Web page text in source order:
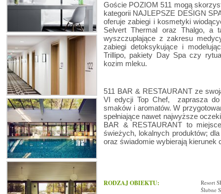
Goście POZIOM 511 mogą
kategorii NAJLEPSZE DESIGN
oferuje zabiegi i kosmetyki
Selvert Thermal oraz Thalgo, a
wyszczuplające z zakresu
zabiegi detoksykujące i
Trillipo, pakiety Day Spa czy
kozim mleku.
511 BAR & RESTAURANT ze
VI edycji Top Chef, zaprasza do
smaków i aromatów. W
spełniające nawet najwyższe
BAR & RESTAURANT to
świeżych, lokalnych produktów;
oraz świadomie wybierają kierunek
RODZAJ OBIEKTU:
Resort
Ślubne